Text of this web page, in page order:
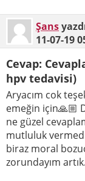
Şans
11-07-19
Cevap:
hpv tedavisi)
Aryacım cok
emeğin için🙏🏼
ne güzel
mutluluk
biraz moral
zorundayım